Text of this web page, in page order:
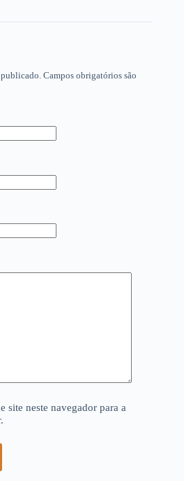
Campos obrigatórios são
site neste navegador para a